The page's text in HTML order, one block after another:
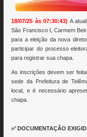
18/07/25 às 07:30:43) A
São Francisco I, Carmem
para a eleição da nova
participar do processo
para registrar sua chapa.
As inscrições devem ser
sede da Prefeitura de
local, e é necessário
chapa.
✅ DOCUMENTAÇÃO